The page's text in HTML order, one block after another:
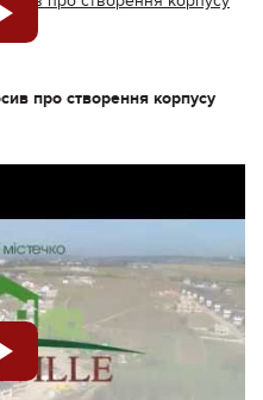
про створення корпусу